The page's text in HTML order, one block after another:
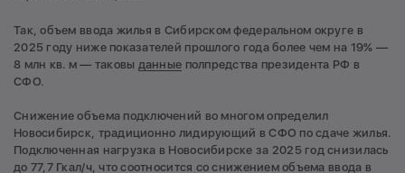
Так, объем ввода жилья в Сибирском федеральном округе в
2025 году ниже показателей прошлого года более чем на 19% —
8 млн кв. м — таковы данные полпредства президента РФ в
СФО.
Снижение объема подключений во многом определил
Новосибирск, традиционно лидирующий в СФО по сдаче жилья.
Подключенная нагрузка в Новосибирске за 2025 год снизилась
до 77,7 Гкал/ч, что соотносится со снижением объема ввода в